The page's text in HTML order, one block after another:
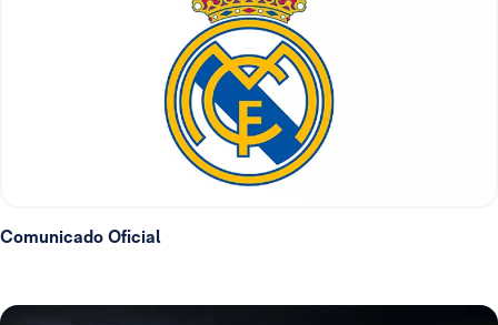
Comunicado Oficial